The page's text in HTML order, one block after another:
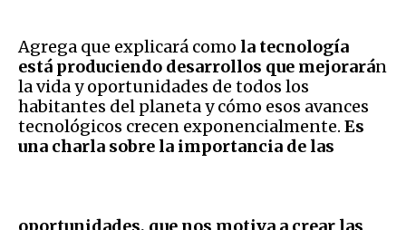
Agrega que explicará como la tecnología
está produciendo desarrollos que mejorarán
la vida y oportunidades de todos los
habitantes del planeta y cómo esos avances
tecnológicos crecen exponencialmente. Es
una charla sobre la importancia de las
oportunidades, que nos motiva a crear las